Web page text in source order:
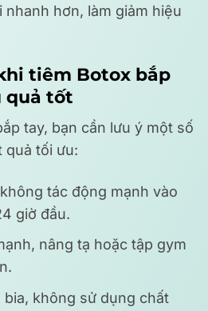
hơn, làm giảm hiệu
tiêm Botox bắp
quả tốt
tay, bạn cần lưu ý một số
quả tối ưu:
tác động mạnh vào
giờ đầu.
nâng tạ hoặc tập gym
không sử dụng chất